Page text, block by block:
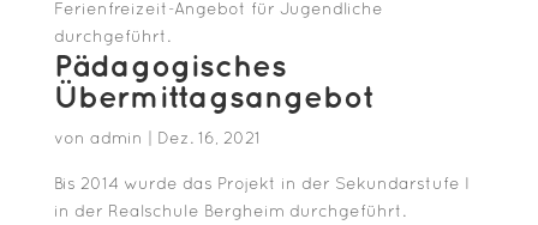
Ferienfreizeit-Angebot für Jugendliche
durchgeführt.
Pädagogisches
Übermittagsangebot
von admin Dez. 16, 2021
Bis 2014 wurde das Projekt in der Sekundarstufe I
in der Realschule Bergheim durchgeführt.